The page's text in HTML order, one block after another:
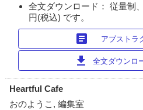
全文ダウンロード： 従量制
円(税込) です。
article アブストラ
download 全文ダウンロ
Heartful Cafe
おのようこ, 編集室